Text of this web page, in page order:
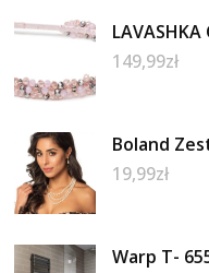
LAVASHKA
149,99zł
Boland
19,99zł
Warp T-